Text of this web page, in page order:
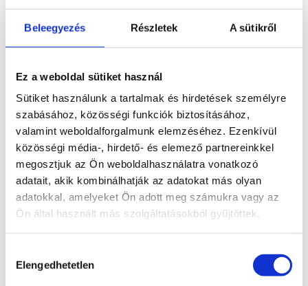
Beleegyezés Részletek A sütikről
Ez a weboldal sütiket használ
Sütiket használunk a tartalmak és hirdetések személyre
szabásához, közösségi funkciók biztosításához,
valamint weboldalforgalmunk elemzéséhez. Ezenkívül
közösségi média-, hirdető- és elemező partnereinkkel
megosztjuk az Ön weboldalhasználatra vonatkozó
adatait, akik kombinálhatják az adatokat más olyan
adatokkal, amelyeket Ön adott meg számukra vagy az
Ön által használt más szolgáltatásokból gyűjtöttek.
kiválasztása
Elengedhetetlen
Tűz- és robbanásvédelem
Munkaruházat, munkavédelmi eszközök